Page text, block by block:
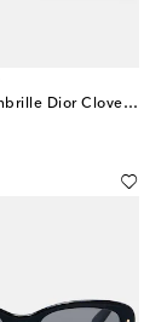
Ovale Sonnenbrille Dior Clover B1I